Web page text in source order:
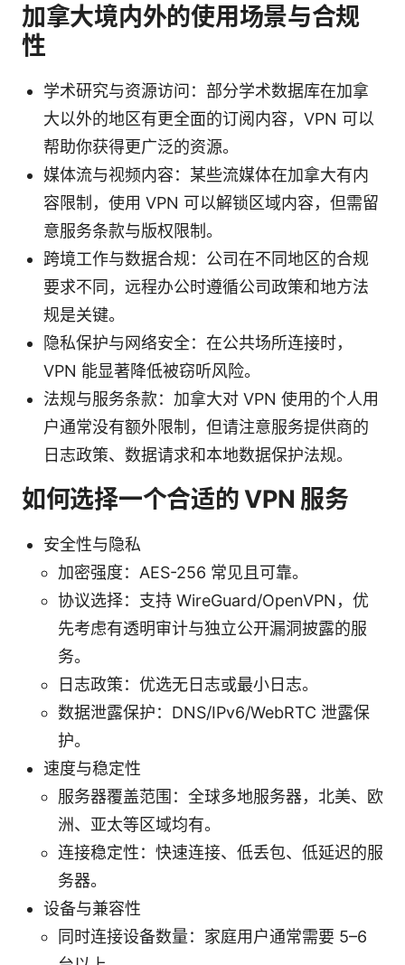
加拿大境内外的使用场景与合规
性
学术研究与资源访问：部分学术数据库在加拿
大以外的地区有更全面的订阅内容，VPN 可以
帮助你获得更广泛的资源。
媒体流与视频内容：某些流媒体在加拿大有内
容限制，使用 VPN 可以解锁区域内容，但需留
意服务条款与版权限制。
跨境工作与数据合规：公司在不同地区的合规
要求不同，远程办公时遵循公司政策和地方法
规是关键。
隐私保护与网络安全：在公共场所连接时，
VPN 能显著降低被窃听风险。
法规与服务条款：加拿大对 VPN 使用的个人用
户通常没有额外限制，但请注意服务提供商的
日志政策、数据请求和本地数据保护法规。
如何选择一个合适的 VPN 服务
安全性与隐私
加密强度：AES-256 常见且可靠。
协议选择：支持 WireGuard/OpenVPN，优
先考虑有透明审计与独立公开漏洞披露的服
务。
日志政策：优选无日志或最小日志。
数据泄露保护：DNS/IPv6/WebRTC 泄露保
护。
速度与稳定性
服务器覆盖范围：全球多地服务器，北美、欧
洲、亚太等区域均有。
连接稳定性：快速连接、低丢包、低延迟的服
务器。
设备与兼容性
同时连接设备数量：家庭用户通常需要 5–6